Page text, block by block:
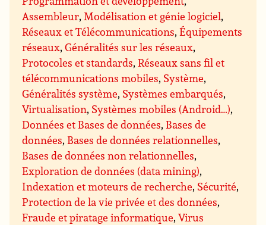
Assembleur, Modélisation et génie logiciel,
Réseaux et Télécommunications,Équipements
réseaux,Généralités sur les réseaux,
Protocoles et standards,Réseaux sans fil et
télécommunications mobiles, Système,
Généralités système, Systèmes embarqués,
Virtualisation, Systèmes mobiles (Android…),
Données et Bases de données, Bases de
données, Bases de données relationnelles,
Bases de données non relationnelles,
Exploration de données (data mining),
Indexation et moteurs de recherche, Sécurité,
Protection de la vie privée et des données,
Fraude et piratage informatique,Virus